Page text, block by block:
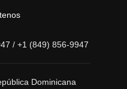
/ +1 (849) 856-9947
Dominicana